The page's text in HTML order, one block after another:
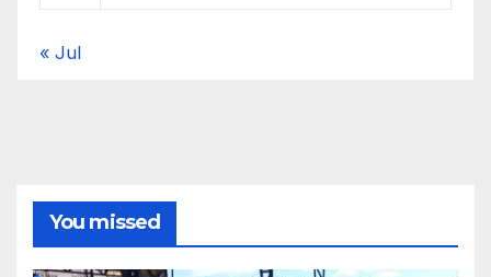
« Jul
You missed